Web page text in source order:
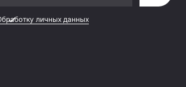
личных данных